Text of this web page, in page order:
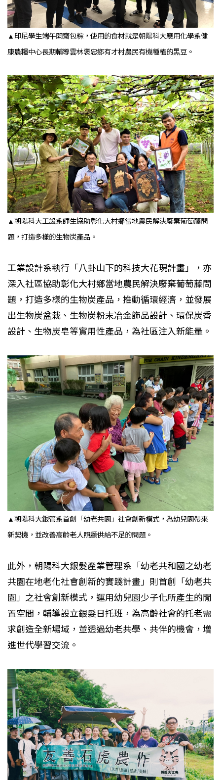
▲印尼學生端午開齋包粽，使用的食材就是朝陽科大應用化學系健
康農糧中心長期輔導雲林褒忠鄉有才村農民有機種植的黑豆。
▲朝陽科大工設系師生協助彰化大村鄉當地農民解決廢棄葡萄藤問
題，打造多樣的生物炭產品。
工業設計系執行「八卦山下的科技大花現計畫」，亦
深入社區協助彰化大村鄉當地農民解決廢棄葡萄藤問
題，打造多樣的生物炭產品，推動循環經濟，並發展
出生物炭盆栽、生物炭粉末冶金飾品設計、環保炭香
設計、生物炭皂等實用性產品，為社區注入新能量。
▲朝陽科大銀管系首創「幼老共園」社會創新模式，為幼兒園帶來
新契機，並改善高齡老人照顧供給不足的問題。
此外，朝陽科大銀髮產業管理系「幼老共和國之幼老
共園在地老化社會創新的實踐計畫」則首創「幼老共
園」之社會創新模式，運用幼兒園少子化所產生的閒
置空間，輔導設立銀髮日托班，為高齡社會的托老需
求創造全新場域，並透過幼老共學、共伴的機會，增
進世代學習交流。